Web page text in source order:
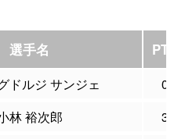
選手名 PTS
ドルジ サンジェ
0
林 裕次郎
3